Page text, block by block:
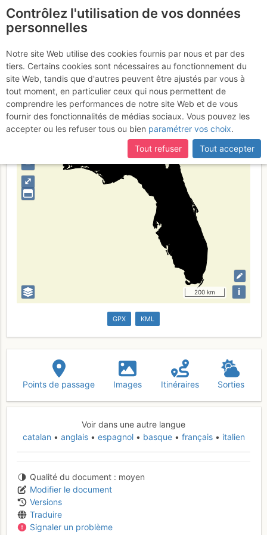
certaines pages ne sont plus accessibles, manquantes ou
incomplètes, déconnectez-vous puis reconnectez-vous à votre
compte sur le site.
Florida
Type de région limite administrative
⤢
–
200 km i
GPX KML
Points de passage Images Itinéraires Sorties
Voir dans une autre langue
catalan
anglais espagnol basque français italien
Qualité du document
moyen
Modifier le document
Versions
Traduire
Signaler un problème
Contrôlez l'utilisation de vos données
personnelles
Notre site Web utilise des cookies fournis par nous et par des
tiers. Certains cookies sont nécessaires au fonctionnement du
site Web, tandis que d'autres peuvent être ajustés par vous à
tout moment, en particulier ceux qui nous permettent de
comprendre les performances de notre site Web et de vous
fournir des fonctionnalités de médias sociaux. Vous pouvez les
accepter ou les refuser tous ou bien paramétrer vos choix.
Tout refuser
Tout accepter